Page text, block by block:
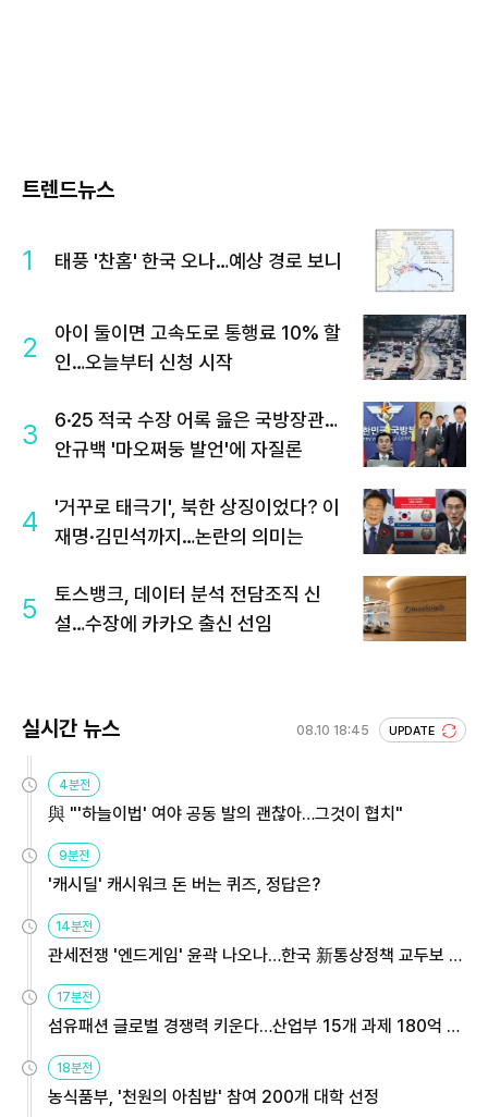
트렌드뉴스
1 태풍 '찬홈' 한국 오나…예상 경로 보니
2
아이 둘이면 고속도로 통행료 10% 할
인…오늘부터 신청 시작
3
6·25 적국 수장 어록 읊은 국방장관…
안규백 '마오쩌둥 발언'에 자질론
4
'거꾸로 태극기', 북한 상징이었다? 이
재명·김민석까지…논란의 의미는
5
토스뱅크, 데이터 분석 전담조직 신
설…수장에 카카오 출신 선임
실시간 뉴스 08.10 18:45 UPDATE
4분전
與 "'하늘이법' 여야 공동 발의 괜찮아…그것이 협치"
9분전
'캐시딜' 캐시워크 돈 버는 퀴즈, 정답은?
14분전
관세전쟁 '엔드게임' 윤곽 나오나…한국 新통상정책 교두보 활
용해야
17분전
섬유패션 글로벌 경쟁력 키운다…산업부 15개 과제 180억 지
원
18분전
농식품부, '천원의 아침밥' 참여 200개 대학 선정